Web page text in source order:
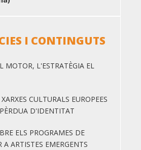
I CONTINGUTS
MOTOR, L'ESTRATÈGIA EL
CULTURALS EUROPEES
D'IDENTITAT
ELS PROGRAMES DE
A ARTISTES EMERGENTS